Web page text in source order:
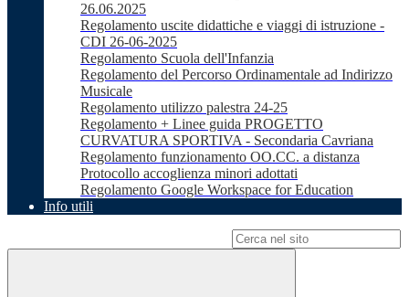
26.06.2025
Regolamento uscite didattiche e viaggi di istruzione -
CDI 26-06-2025
Regolamento Scuola dell'Infanzia
Regolamento del Percorso Ordinamentale ad Indirizzo
Musicale
Regolamento utilizzo palestra 24-25
Regolamento + Linee guida PROGETTO
CURVATURA SPORTIVA - Secondaria Cavriana
Regolamento funzionamento OO.CC. a distanza
Protocollo accoglienza minori adottati
Regolamento Google Workspace for Education
Info utili